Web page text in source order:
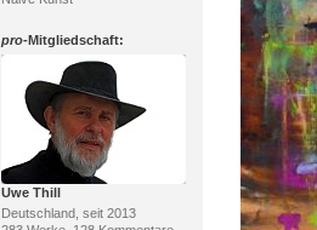
pro-Mitgliedschaft:
Uwe Thill
Deutschland, seit 2013